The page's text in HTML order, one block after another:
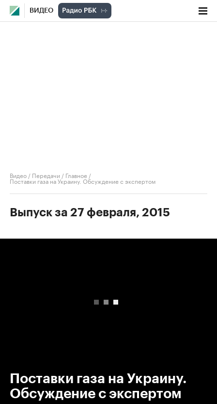
ВИДЕО
Видео / Передачи / Главное /
Поставки газа на Украину. Обсуждение с экспертом
Выпуск за 27 февраля, 2015
Поставки газа на Украину.
Обсуждение с экспертом